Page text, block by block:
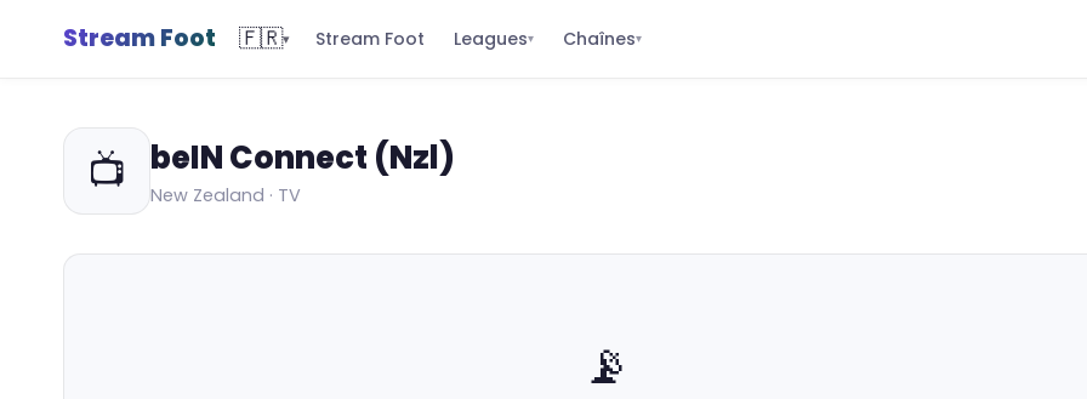
Stream Foot 🇫🇷▾ Stream Foot Leagues▾ Chaînes▾
📺 beIN Connect (Nzl)
New Zealand · TV
📡